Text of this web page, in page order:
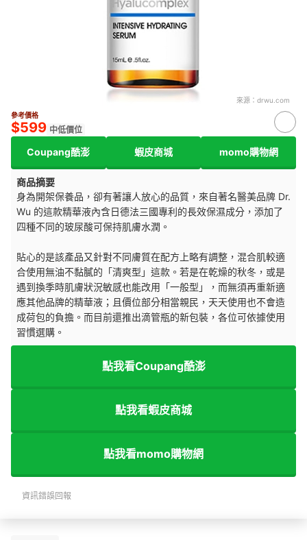
來源： drwu.com
參考價格
$599 中低價位
Coupang酷澎 蝦皮商城 momo購物網
商品摘要
身為開架保養品，卻有著讓人放心的品質，來自著名醫美品牌 Dr.
Wu 的這款精華液內含日德法三國專利的長效保濕成分，添加了
四種不同的玻尿酸可保持肌膚水潤。
貼心的是該產品又針對不同膚質在配方上略有調整，混合肌較適
合使用無油不黏膩的「清爽型」這款。若是在乾燥的秋冬，或是
遇到換季時肌膚狀況敏感也能改用「一般型」，而無須再重新適
應其他品牌的精華液；且價位部分相當親民，天天使用也不會造
成荷包的負擔。而目前還推出滴管瓶的新包裝，各位可依據使用
習慣選購。
點我看Coupang酷澎
點我看蝦皮商城
點我看momo購物網
資訊錯誤回報